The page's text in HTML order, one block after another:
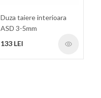
Duza taiere interioara
ASD 3-5mm
133 LEI